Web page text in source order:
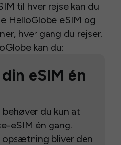
til hver rejse kan du
HelloGlobe eSIM og
hver gang du rejser.
kan du:
eSIM én
du kun at
eSIM én gang.
bliver den